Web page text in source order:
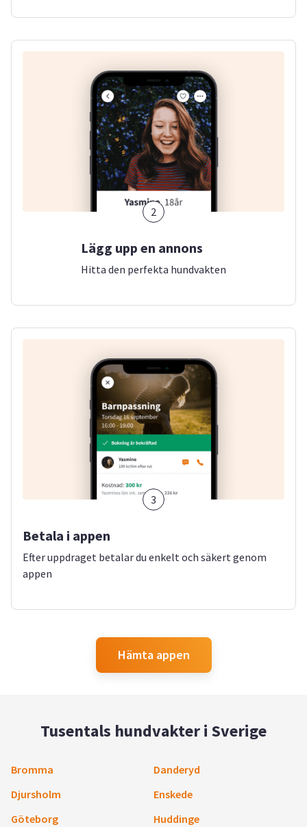
2
Lägg upp en annons
Hitta den perfekta hundvakten
3
Betala i appen
Efter uppdraget betalar du enkelt och säkert genom
appen
Hämta appen
Tusentals hundvakter i Sverige
Bromma
Danderyd
Djursholm
Enskede
Göteborg
Huddinge